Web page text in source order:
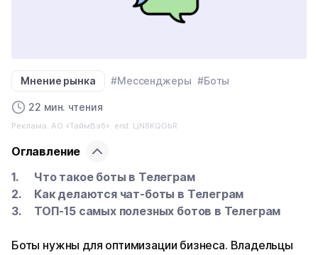
Мнение рынка #Мессенджеры #Боты
22 мин. чтения
Реклама. АО «ТаймВэб». erid: LjN8KQGbR
Оглавление
Что такое боты в Телеграм
Как делаются чат-боты в Телеграм
ТОП-15 самых полезных ботов в Телеграм
Боты нужны для оптимизации бизнеса. Владельцы